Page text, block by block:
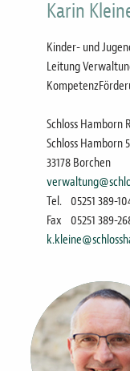
Karin
Kinder- und
Leitung
Schloss Hamborn
Schloss Hamborn 5
33178 Borchen
Tel.
05251 389-
Fax
05251 389-